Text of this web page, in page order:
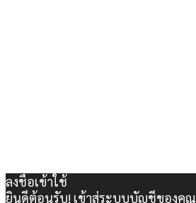
ลงชื่อเข้าใช้
ยินดีต้อนรับ! เข้าสู่ระบบบัญชีของคุณ